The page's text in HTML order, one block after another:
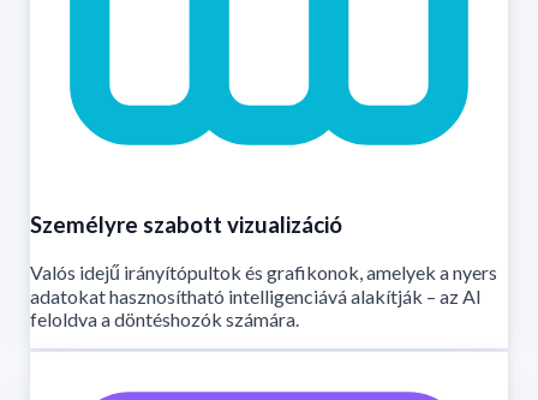
Személyre szabott vizualizáció
Valós idejű irányítópultok és grafikonok, amelyek a nyers
adatokat hasznosítható intelligenciává alakítják – az AI
feloldva a döntéshozók számára.